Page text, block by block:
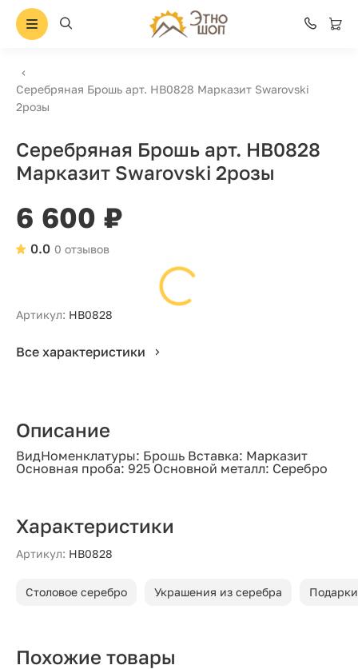
Серебряная Брошь арт. HB0828 Марказит Swarovski
2розы
Серебряная Брошь арт. HB0828
Марказит Swarovski 2розы
6 600 ₽
0 отзывов
0.0
Артикул: HB0828
Все характеристики
Описание
ВидНоменклатуры: Брошь Вставка: Марказит
Основная проба: 925 Основной металл: Серебро
Характеристики
Артикул: HB0828
Столовое серебро Украшения из серебра
Похожие товары